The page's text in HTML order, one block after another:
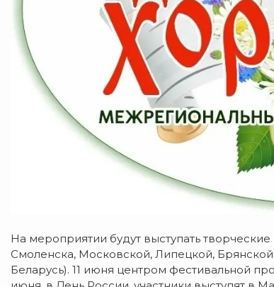
На мероприятии будут выступать
Смоленска, Московской, Липецкой,
Беларусь). 11 июня центром фестивальной